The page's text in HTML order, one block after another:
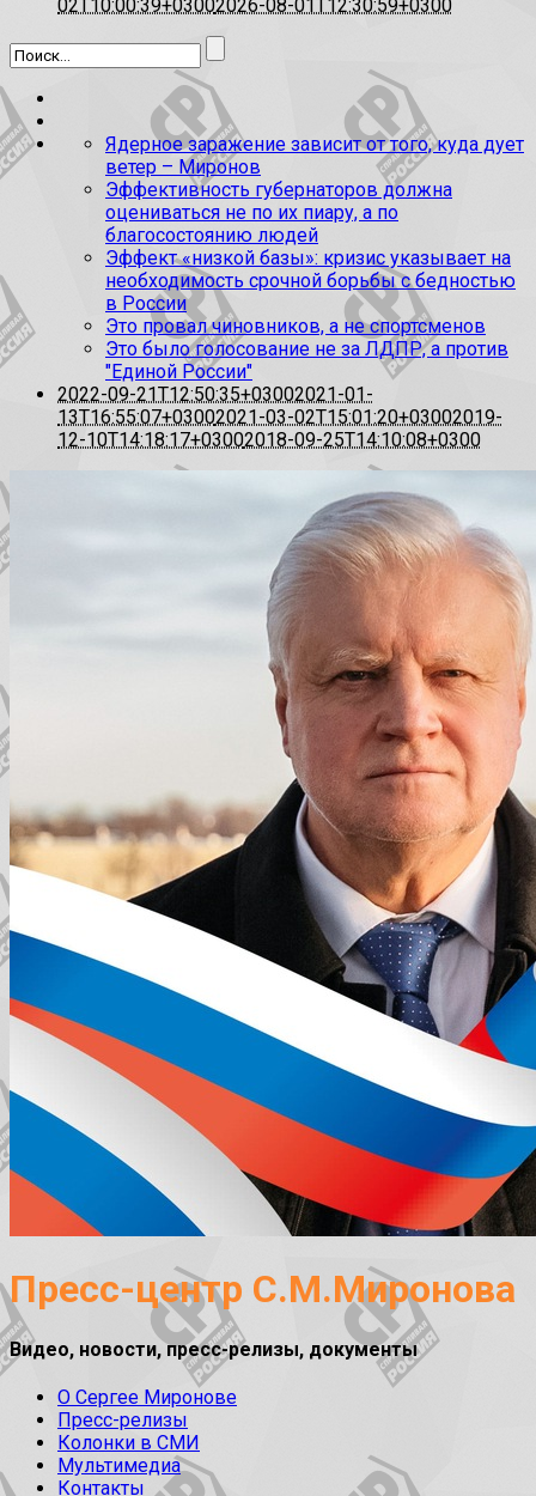
02T10:00:39+03002026-08-01T12:30:59+0300
Ядерное заражение зависит от того, куда дует
ветер – Миронов
Эффективность губернаторов должна
оцениваться не по их пиару, а по
благосостоянию людей
Эффект «низкой базы»: кризис указывает на
необходимость срочной борьбы с бедностью
в России
Это провал чиновников, а не спортсменов
Это было голосование не за ЛДПР, а против
"Единой России"
2022-09-21T12:50:35+03002021-01-
13T16:55:07+03002021-03-02T15:01:20+03002019-
12-10T14:18:17+03002018-09-25T14:10:08+0300
Пресс-центр С.М.Миронова
Видео, новости, пресс-релизы, документы
О Сергее Миронове
Пресс-релизы
Колонки в СМИ
Мультимедиа
Контакты